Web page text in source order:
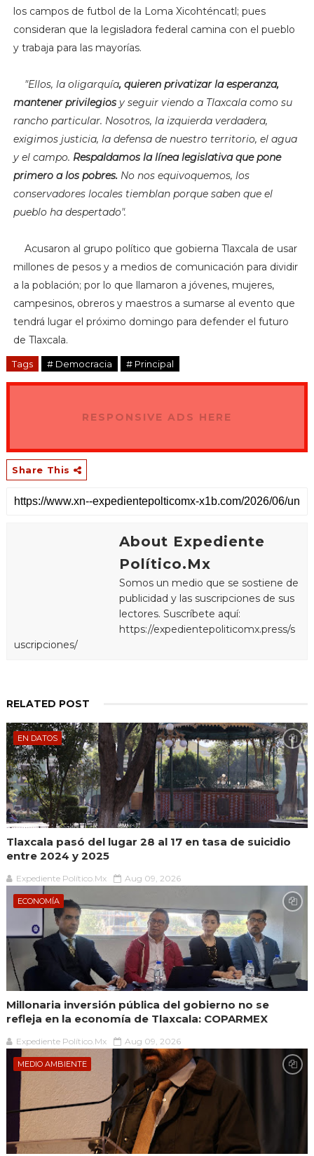
los campos de futbol de la Loma Xicohténcatl; pues
consideran que la legisladora federal camina con el pueblo
y trabaja para las mayorías.
"Ellos, la oligarquía, quieren privatizar la esperanza,
mantener privilegios y seguir viendo a Tlaxcala como su
rancho particular. Nosotros, la izquierda verdadera,
exigimos justicia, la defensa de nuestro territorio, el agua
y el campo. Respaldamos la línea legislativa que pone
primero a los pobres.No nos equivoquemos, los
conservadores locales tiemblan porque saben que el
pueblo ha despertado".
Acusaron al grupo político que gobierna Tlaxcala de usar
millones de pesos y a medios de comunicación para dividir
a la población; por lo que llamaron a jóvenes, mujeres,
campesinos, obreros y maestros a sumarse al evento que
tendrá lugar el próximo domingo para defender el futuro
de Tlaxcala.
Tags # Democracia # Principal
RESPONSIVE ADS HERE
Share This
About Expediente
Político.Mx
Somos un medio que se sostiene de
publicidad y las suscripciones de sus
lectores. Suscríbete aquí:
https://expedientepoliticomx.press/s
uscripciones/
RELATED POST
EN DATOS
Tlaxcala pasó del lugar 28 al 17 en tasa de suicidio
entre 2024 y 2025
Expediente Político.Mx Aug 09, 2026
ECONOMÍA
Millonaria inversión pública del gobierno no se
refleja en la economía de Tlaxcala: COPARMEX
Expediente Político.Mx Aug 09, 2026
MEDIO AMBIENTE